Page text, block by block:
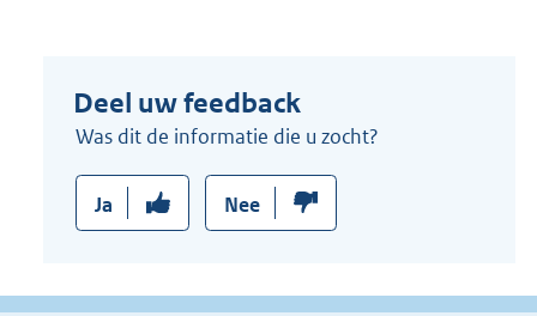
Deel uw feedback
Was dit de informatie die u zocht?
Ja Nee